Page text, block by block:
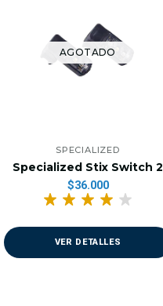
AGOTADO
SPECIALIZED
Specialized Stix Switch 2
$36.000
VER DETALLES